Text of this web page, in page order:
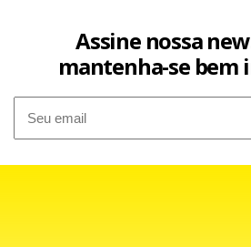
Assine nossa
mantenha-se bem